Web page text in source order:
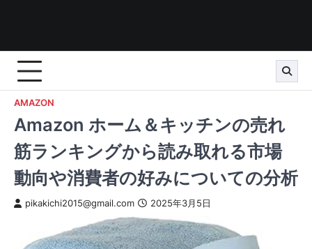
AMAZON
Amazon ホーム＆キッチンの売れ
筋ランキングから読み取れる市場
動向や消費者の好みについての分析
pikakichi2015@gmail.com 2025年3月5日